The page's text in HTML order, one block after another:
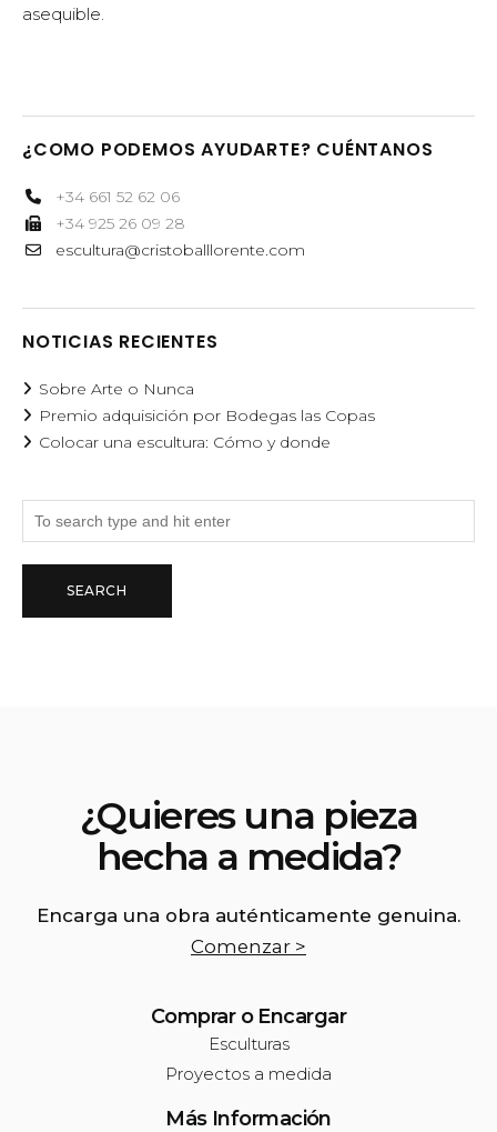
asequible.
¿COMO PODEMOS AYUDARTE? CUÉNTANOS
+34 661 52 62 06
+34 925 26 09 28
escultura@cristoballlorente.com
NOTICIAS RECIENTES
Sobre Arte o Nunca
Premio adquisición por Bodegas las Copas
Colocar una escultura: Cómo y donde
¿Quieres una pieza
hecha a medida?
Encarga una obra auténticamente genuina.
Comenzar >
Comprar o Encargar
Esculturas
Proyectos a medida
Más Información